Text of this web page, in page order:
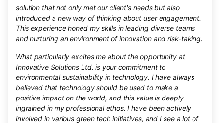
solution that not only met our client's needs but also
introduced a new way of thinking about user engagement.
This experience honed my skills in leading diverse teams
and nurturing an environment of innovation and risk-taking.
What particularly excites me about the opportunity at
Innovative Solutions Ltd. is your commitment to
environmental sustainability in technology. I have always
believed that technology should be used to make a
positive impact on the world, and this value is deeply
ingrained in my professional ethos. I have been actively
involved in various green tech initiatives, and I see a lot of